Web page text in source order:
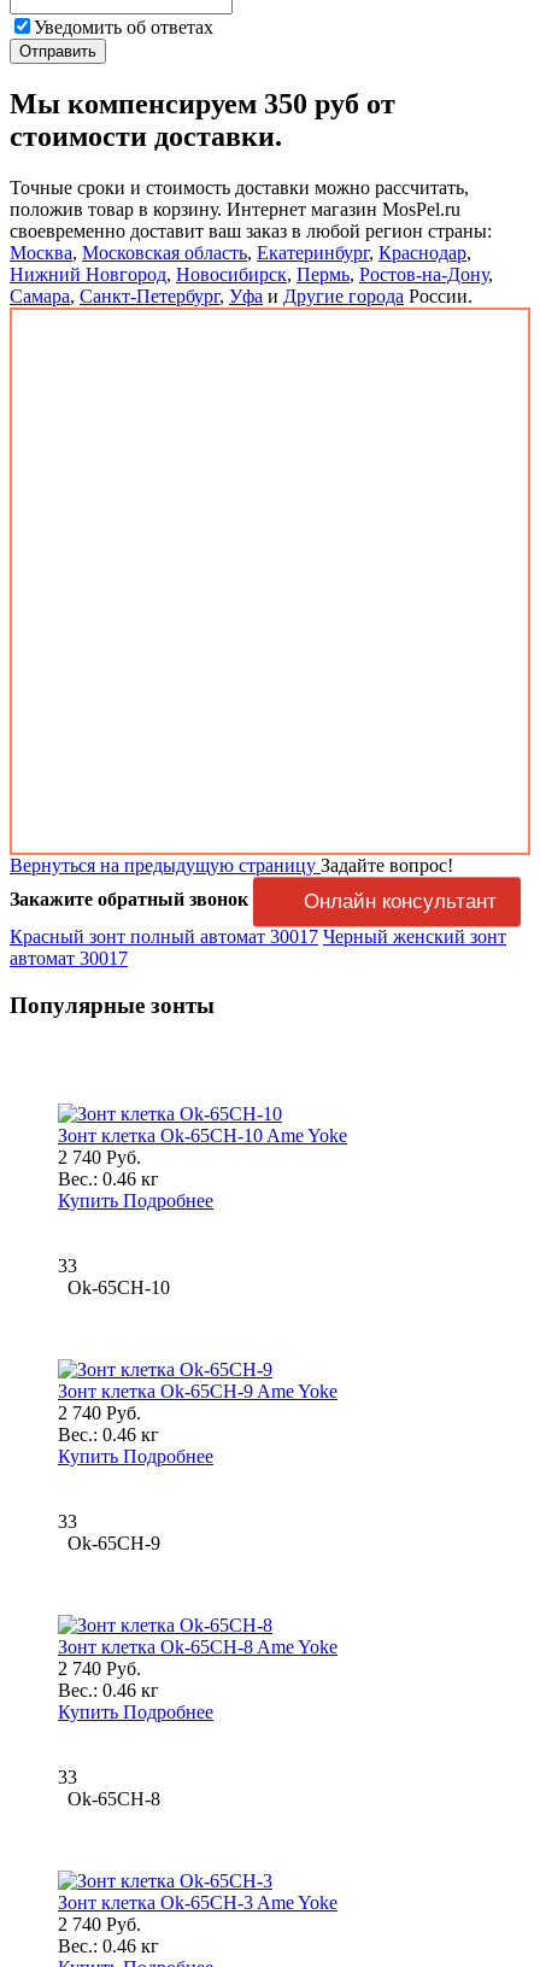
Уведомить об ответах
Мы компенсируем 350 руб от
стоимости доставки.
Точные сроки и стоимость доставки можно рассчитать,
положив товар в корзину. Интернет магазин MosPel.ru
своевременно доставит ваш заказ в любой регион страны:
Москва, Московская область, Екатеринбург, Краснодар,
Нижний Новгород, Новосибирск, Пермь, Ростов-на-Дону,
Самара, Санкт-Петербург, Уфа и Другие города России.
Вернуться на предыдущую страницу Задайте вопрос!
Закажите обратный звонок
Онлайн консультант
Красный зонт полный автомат 30017 Черный женский зонт
автомат 30017
Популярные зонты
Зонт клетка Ok-65CH-10 Ame Yoke
2 740 Руб.
Вес.: 0.46 кг
Купить Подробнее
33
Ok-65CH-10
Зонт клетка Ok-65CH-9 Ame Yoke
2 740 Руб.
Вес.: 0.46 кг
Купить Подробнее
33
Ok-65CH-9
Зонт клетка Ok-65CH-8 Ame Yoke
2 740 Руб.
Вес.: 0.46 кг
Купить Подробнее
33
Ok-65CH-8
Зонт клетка Ok-65CH-3 Ame Yoke
2 740 Руб.
Вес.: 0.46 кг